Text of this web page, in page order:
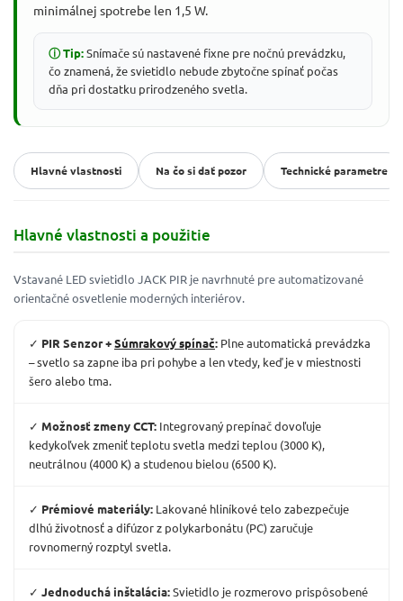
minimálnej spotrebe len 1,5 W.
ⓘ Tip:Snímače sú nastavené fixne pre nočnú prevádzku,
čo znamená, že svietidlo nebude zbytočne spínať počas
dňa pri dostatku prirodzeného svetla.
Hlavné vlastnosti Na čo si dať pozor Technické parametre
Hlavné vlastnosti a použitie
Vstavané LED svietidlo JACK PIR je navrhnuté pre automatizované
orientačné osvetlenie moderných interiérov.
✓ PIR Senzor +Súmrakový spínač: Plne automatická prevádzka
– svetlo sa zapne iba pri pohybe a len vtedy, keď je v miestnosti
šero alebo tma.
✓ Možnosť zmeny CCT: Integrovaný prepínač dovoľuje
kedykoľvek zmeniť teplotu svetla medzi teplou (3000 K),
neutrálnou (4000 K) a studenou bielou (6500 K).
✓ Prémiové materiály: Lakované hliníkové telo zabezpečuje
dlhú životnosť a difúzor z polykarbonátu (PC) zaručuje
rovnomerný rozptyl svetla.
✓ Jednoduchá inštalácia:Svietidlo je rozmerovo prispôsobené